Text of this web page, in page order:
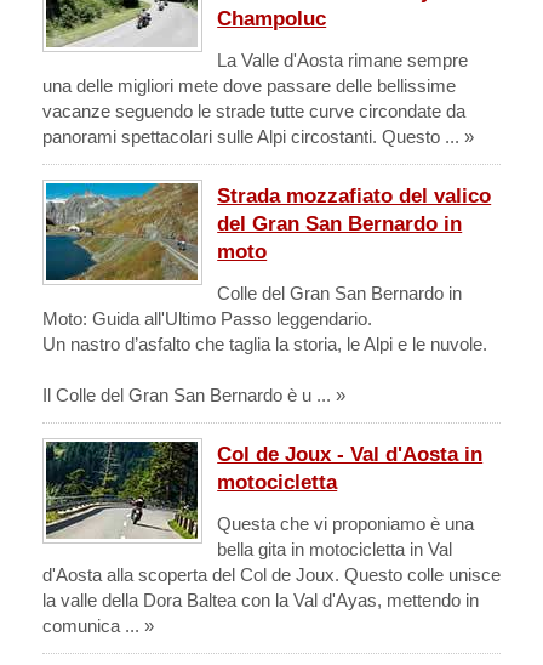
Champoluc
La Valle d'Aosta rimane sempre
una delle migliori mete dove passare delle bellissime
vacanze seguendo le strade tutte curve circondate da
panorami spettacolari sulle Alpi circostanti. Questo ... »
Strada mozzafiato del valico
del Gran San Bernardo in
moto
Colle del Gran San Bernardo in
Moto: Guida all'Ultimo Passo leggendario.
Un nastro d’asfalto che taglia la storia, le Alpi e le nuvole.
Il Colle del Gran San Bernardo è u ... »
Col de Joux - Val d'Aosta in
motocicletta
Questa che vi proponiamo è una
bella gita in motocicletta in Val
d'Aosta alla scoperta del Col de Joux. Questo colle unisce
la valle della Dora Baltea con la Val d'Ayas, mettendo in
comunica ... »